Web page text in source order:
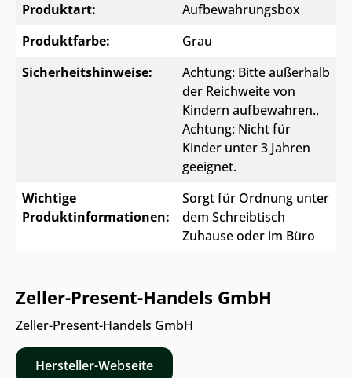
Produktart:
Aufbewahrungsbox
Produktfarbe:
Grau
Sicherheitshinweise:
Achtung: Bitte außerhalb
der Reichweite von
Kindern aufbewahren.,
Achtung: Nicht für
Kinder unter 3 Jahren
geeignet.
Wichtige
Produktinformationen:
Sorgt für Ordnung unter
dem Schreibtisch
Zuhause oder im Büro
Zeller-Present-Handels GmbH
Zeller-Present-Handels GmbH
Hersteller-Webseite